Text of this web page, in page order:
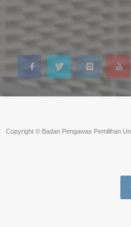
Copyright © Badan Pengawas Pemilihan